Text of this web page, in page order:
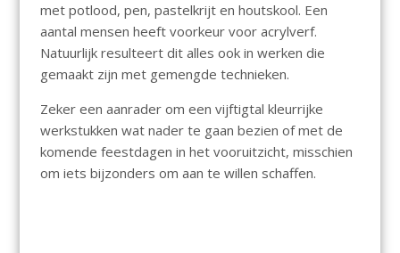
met potlood, pen, pastelkrijt en houtskool. Een
aantal mensen heeft voorkeur voor acrylverf.
Natuurlijk resulteert dit alles ook in werken die
gemaakt zijn met gemengde technieken.
Zeker een aanrader om een vijftigtal kleurrijke
werkstukken wat nader te gaan bezien of met de
komende feestdagen in het vooruitzicht, misschien
om iets bijzonders om aan te willen schaffen.